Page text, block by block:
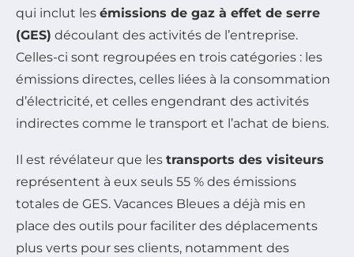
qui inclut les émissions de gaz à effet de serre
(GES) découlant des activités de l’entreprise.
Celles-ci sont regroupées en trois catégories : les
émissions directes, celles liées à la consommation
d’électricité, et celles engendrant des activités
indirectes comme le transport et l’achat de biens.
Il est révélateur que les transports des visiteurs
représentent à eux seuls 55 % des émissions
totales de GES. Vacances Bleues a déjà mis en
place des outils pour faciliter des déplacements
plus verts pour ses clients, notamment des